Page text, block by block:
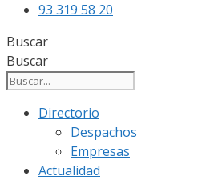
93 319 58 20
Buscar
Buscar
Directorio
Despachos
Empresas
Actualidad